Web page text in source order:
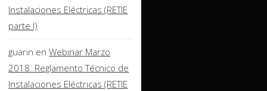
Instalaciones Eléctricas (RETIE
parte I)
guarin enWebinar Marzo
2018: Reglamento Técnico de
Instalaciones Eléctricas (RETIE